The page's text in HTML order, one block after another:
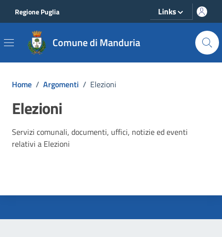
Regione Puglia Links
Comune di Manduria
Home / Argomenti / Elezioni
Elezioni
Dettagli dell'argomento
Servizi comunali, documenti, uffici, notizie ed eventi
relativi a Elezioni